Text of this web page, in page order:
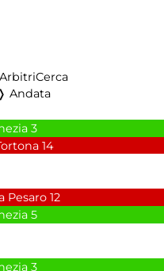
ArbitriCerca
Andata
3
14
Pesaro 12
5
3